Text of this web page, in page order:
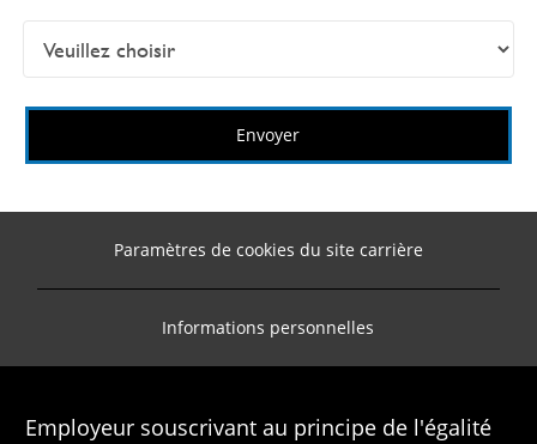
Envoyer
Paramètres de cookies du site carrière
Informations personnelles
Employeur souscrivant au principe de l'égalité